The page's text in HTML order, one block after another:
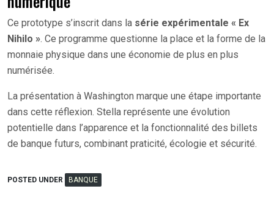
Ce prototype s’inscrit dans la série expérimentale « Ex
Nihilo ». Ce programme questionne la place et la forme de la
monnaie physique dans une économie de plus en plus
numérisée.
La présentation à Washington marque une étape importante
dans cette réflexion. Stella représente une évolution
potentielle dans l’apparence et la fonctionnalité des billets
de banque futurs, combinant praticité, écologie et sécurité.
POSTED UNDER BANQUE